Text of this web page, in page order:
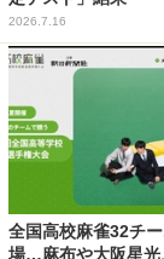
2026.7.16
全国高校麻雀32チ
場…麻布や大阪星光